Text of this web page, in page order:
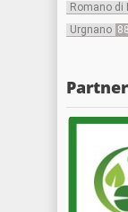
Romano di
Urgnano 88